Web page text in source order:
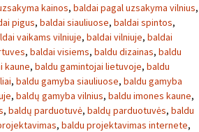
kainos, baldai pagal uzsakyma vilnius,
pigus, baldai siauliuose, baldai spintos,
vaikams vilniuje, baldai vilniuje, baldai
, baldai visiems, baldu dizainas, baldu
kaune, baldu gamintojai lietuvoje, baldu
, baldu gamyba siauliuose, baldu gamyba
, baldų gamyba vilnius, baldu imones kaune,
, baldų parduotuvė, baldų parduotuvės, baldu
, baldu projektavimas internete,